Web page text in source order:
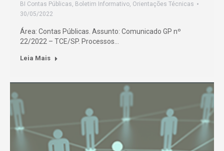
BI Contas Públicas, Boletim Informativo, Orientações Técnicas
30/05/2022
Área: Contas Públicas. Assunto: Comunicado GP nº
22/2022 – TCE/SP. Processos…
Leia Mais